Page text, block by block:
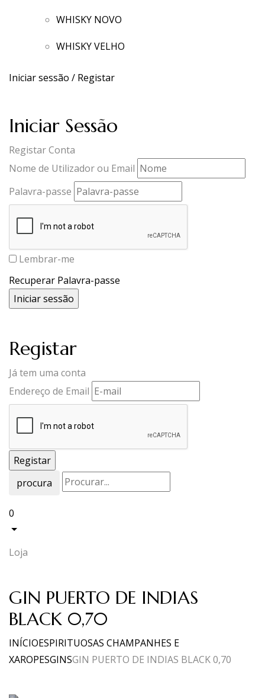
WHISKY NOVO
WHISKY VELHO
Iniciar sessão / Registar
Iniciar Sessão
Registar Conta
Nome de Utilizador ou Email
Palavra-passe
Lembrar-me
Recuperar Palavra-passe
Registar
Já tem uma conta
Endereço de Email
procura
0
Loja
GIN PUERTO DE INDIAS
BLACK 0,70
INÍCIOESPIRITUOSAS CHAMPANHES E
XAROPESGINSGIN PUERTO DE INDIAS BLACK 0,70